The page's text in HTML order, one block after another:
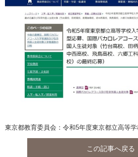
東京都教育委員会：令和5年度東京都立高等
この記事へ戻る